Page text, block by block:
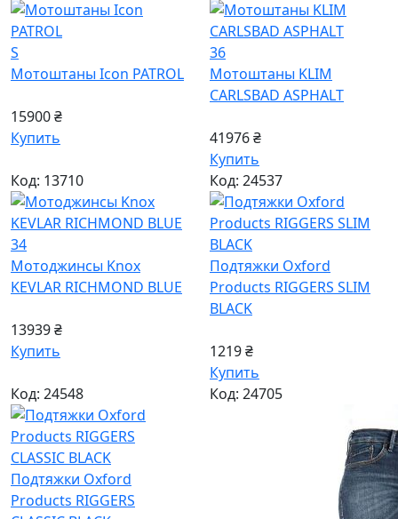
S
Мотоштаны Icon PATROL
15900 ₴
Купить
36
Мотоштаны KLIM
CARLSBAD ASPHALT
41976 ₴
Купить
Код: 13710
34
Мотоджинсы Knox
KEVLAR RICHMOND BLUE
13939 ₴
Купить
Код: 24537
Подтяжки Oxford
Products RIGGERS SLIM
BLACK
1219 ₴
Купить
Код: 24548
Подтяжки Oxford
Products RIGGERS
Код: 24705